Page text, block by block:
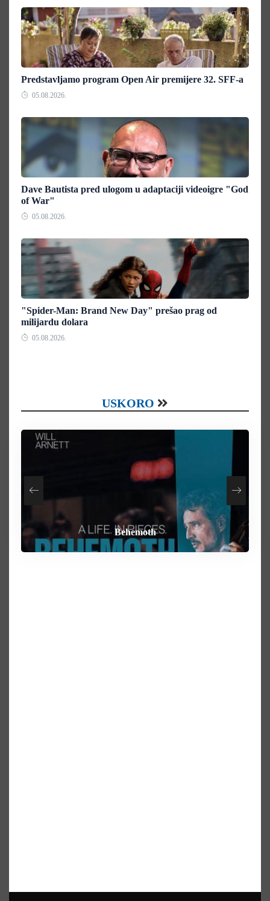
Predstavljamo program Open Air premijere 32. SFF-a
05.08.2026.
Dave Bautista pred ulogom u adaptaciji videoigre "God
of War"
05.08.2026.
"Spider-Man: Brand New Day" prešao prag od
milijardu dolara
05.08.2026.
USKORO
Heart of the Beast
Behemoth
How To Rob A Bank
By Any Means